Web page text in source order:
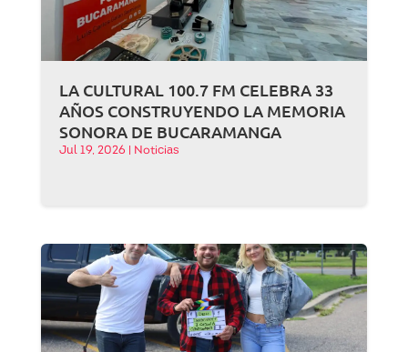
LA CULTURAL 100.7 FM CELEBRA 33
AÑOS CONSTRUYENDO LA MEMORIA
SONORA DE BUCARAMANGA
Jul 19, 2026 Noticias